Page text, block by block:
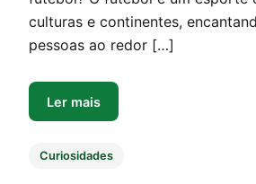
culturas e continentes,
pessoas ao redor […]
Ler mais
Curiosidades